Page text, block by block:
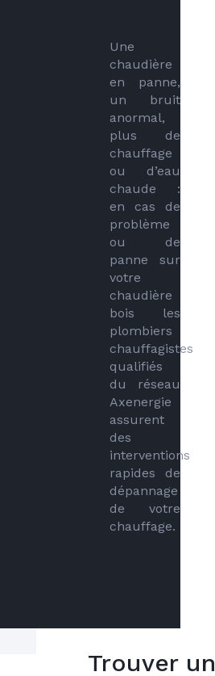
Une
chaudière
en panne,
un bruit
anormal,
plus de
chauffage
ou d’eau
chaude :
en cas de
problème
ou de
panne sur
votre
chaudière
bois les
plombiers
chauffagistes
qualifiés
du réseau
Axenergie
assurent
des
interventions
rapides de
dépannage
de votre
chauffage.
Trouver un